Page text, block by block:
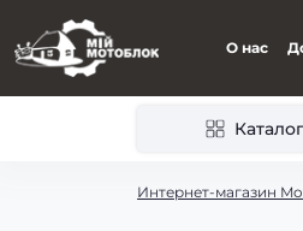
О нас
Интернет-магазин